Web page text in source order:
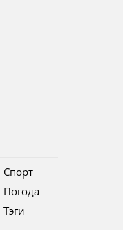
Спорт
Погода
Тэги